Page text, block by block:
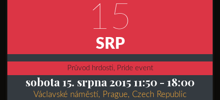
15
SRP
Průvod hrdosti, Pride event
sobota 15. srpna 2015 11:50- 18:00
Václavské náměstí, Prague, Czech Republic